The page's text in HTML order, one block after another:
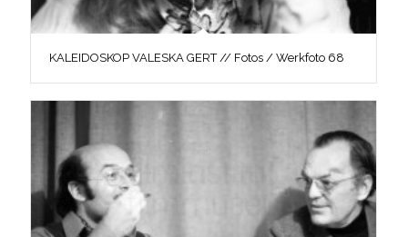
KALEIDOSKOP VALESKA GERT // Fotos / Werkfoto 68